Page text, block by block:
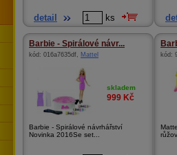
detail ks
Barbie - Spirálové návr...
kód: 016a7635df, Mattel
skladem
999 Kč
Barbie - Spirálové návrhářství
Novinka 2016Se set...
kód: